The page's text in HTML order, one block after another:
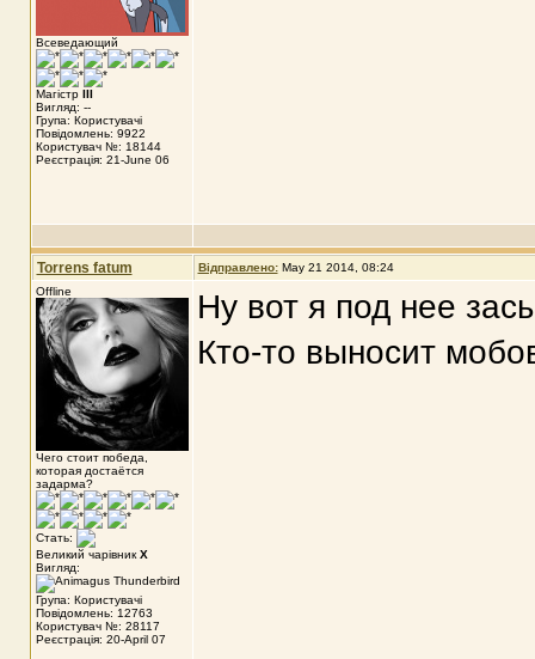
Всеведающий
Магістр III
Вигляд: --
Група: Користувачі
Повідомлень: 9922
Користувач №: 18144
Реєстрація: 21-June 06
Torrens fatum Відправлено: May 21 2014, 08:24
Offline
Чего стоит победа,
которая достаётся
задарма?
Стать:
Великий чарівник X
Вигляд:
Група: Користувачі
Повідомлень: 12763
Користувач №: 28117
Реєстрація: 20-April 07
Ну вот я под нее
Кто-то выносит